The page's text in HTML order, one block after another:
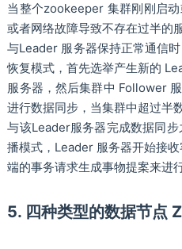
当整个zookeeper 集群刚刚启
或者网络故障导致不存在过半的
与Leader 服务器保持正常通信
恢复模式，首先选举产生新的
服务器，然后集群中 Follower
进行数据同步，当集群中超过半
与该Leader服务器完成数据同
播模式，Leader 服务器开始接收
端的事务请求生成事物提案来进
5. 四种类型的数据节点